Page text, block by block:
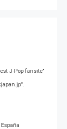
J-Pop fansite"